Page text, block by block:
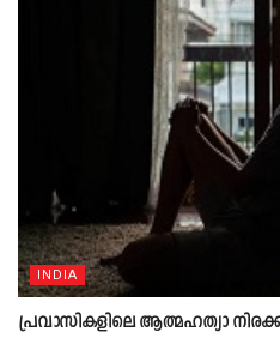
INDIA
പ്രവാസികളിലെ ആത്മഹത്യാ